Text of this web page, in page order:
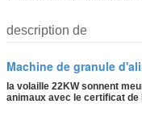
description de
Machine de granule
la volaille 22KW sonnent
animaux avec le certificat de